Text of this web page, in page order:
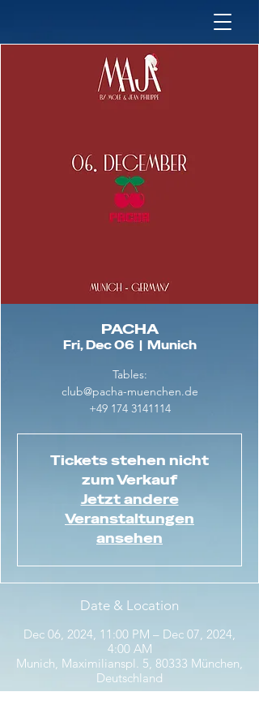
PACHA
Fri, Dec 06
  |
Munich
Tables:
club@pacha-muenchen.de
+49 174 3141114
Tickets stehen nicht
zum Verkauf
Jetzt andere
Veranstaltungen
ansehen
Date & Location
Dec 06, 2024, 11:00 PM – Dec 07, 2024,
4:00 AM
Munich, Maximilianspl. 5, 80333 München,
Deutschland